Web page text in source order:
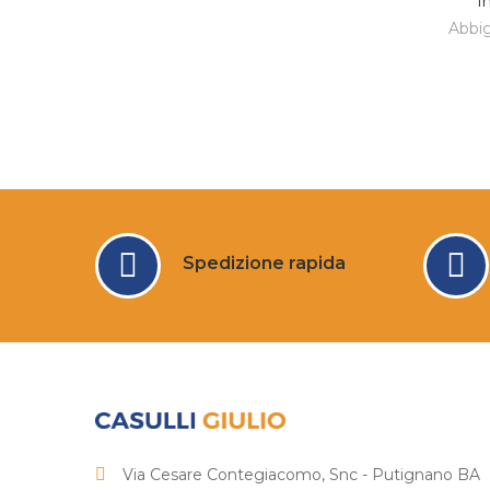
Spedizione rapida
Via Cesare Contegiacomo, Snc - Putignano BA